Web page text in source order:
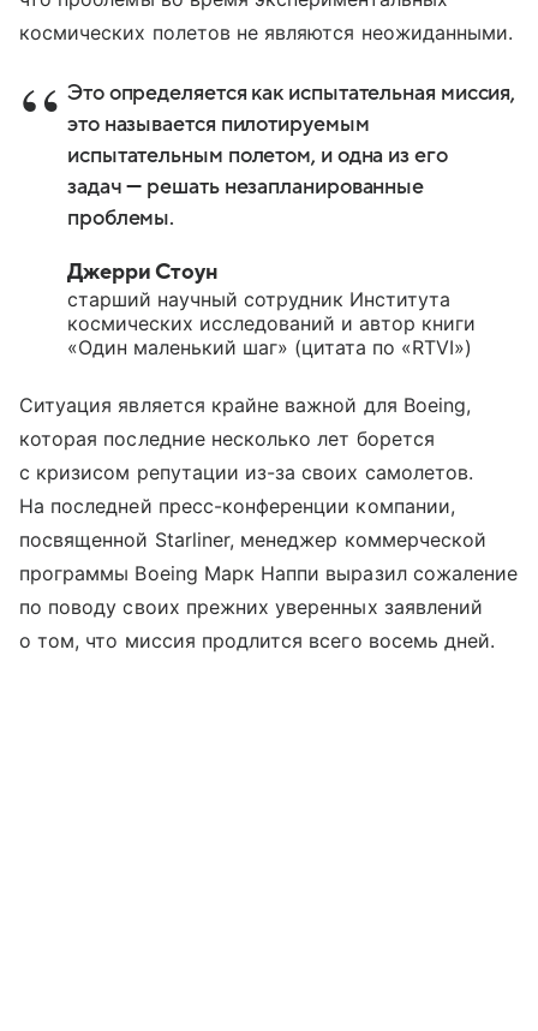
космических полетов не являются неожиданными.
Это определяется как испытательная миссия,
это называется пилотируемым
испытательным полетом, и одна из его
задач — решать незапланированные
проблемы.
Джерри Стоун
старший научный сотрудник Института
космических исследований и автор книги
«Один маленький шаг» (цитата по «RTVI»)
Ситуация является крайне важной для Boeing,
которая последние несколько лет борется
с кризисом репутации из-за своих самолетов.
На последней пресс-конференции компании,
посвященной Starliner, менеджер коммерческой
программы Boeing Марк Наппи выразил сожаление
по поводу своих прежних уверенных заявлений
о том, что миссия продлится всего восемь дней.